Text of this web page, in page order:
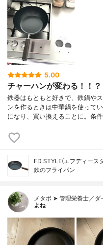
5.00
チャーハンが変わる！！？
鉄器はもともと好きで、鉄鍋や
ンを作るときは中華鍋を使って
になり、買い換えることに。条
FD STYLE(エフディース
鉄のフライパン
メタボ ➤ 管理栄養士／
よね